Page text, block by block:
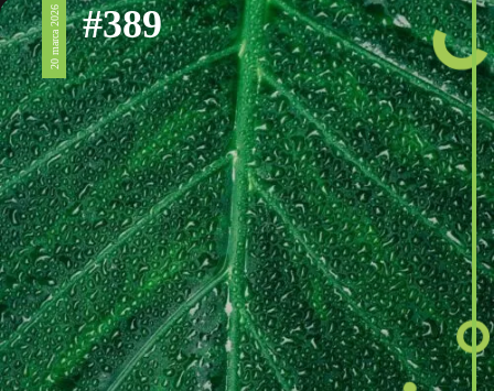
20 marca 2026 #389